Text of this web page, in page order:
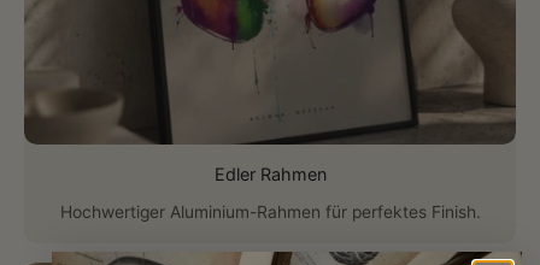
Edler Rahmen
Hochwertiger Aluminium-Rahmen für perfektes Finish.